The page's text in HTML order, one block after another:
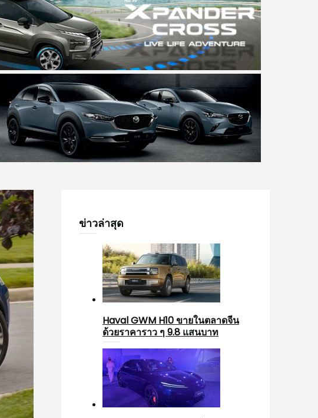
ข่าวล่าสุด
Haval GWM H10 ขายในตลาดจีน
ด้วยราคาราว ๆ 9.8 แสนบาท